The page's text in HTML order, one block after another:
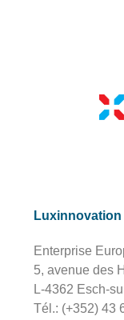
Luxinnovation
Enterprise
5, avenue des
L-4362 Esch-
Tél.: (+352) 43